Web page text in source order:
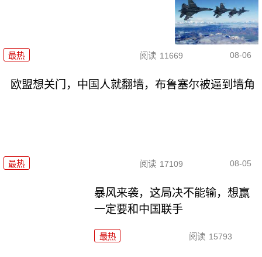
最热 阅读 11669 08-06
欧盟想关门，中国人就翻墙，布鲁塞尔被逼到墙角
最热 阅读 17109 08-05
暴风来袭，这局决不能输，想赢
一定要和中国联手
最热 阅读 15793